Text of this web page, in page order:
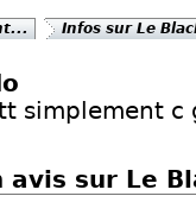
Infos sur Le
simplement c
sur Le